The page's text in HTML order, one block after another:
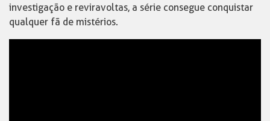
investigação e reviravoltas, a série consegue conquistar
qualquer fã de mistérios.